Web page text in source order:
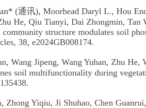
(通讯), Moorhead Daryl L., Hou
He, Qiu Tianyi, Dai Zhongmin, Tan
structure modulates soil
38, e2024GB008174.
Wang Jipeng, Wang Yuhan, Zhu
soil multifunctionality during
Zhong Yiqiu, Ji Shuhao, Chen